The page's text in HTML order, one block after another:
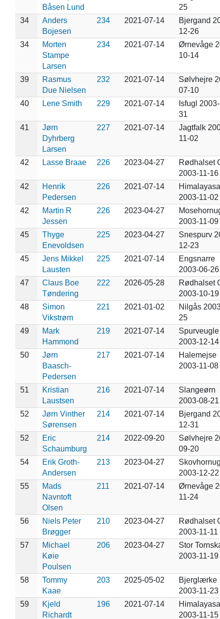
Båsen Lund
25
34
Anders
Bojesen
234 2021-07-14
Bjergand
12-26
34
Morten
Stampe
Larsen
234 2021-07-14
Ørnevåge
10-14
39
Rasmus
Due Nielsen
232 2021-07-14
Sølvhejre
07-10
40
Lene Smith 229 2021-07-14
Isfugl
31
41
Jørn
Dyhrberg
Larsen
227 2021-07-14
Jagtfalk
11-02
42 Lasse Braae 226 2023-04-27
Rødhalset
2003-11-16
42
Henrik
Pedersen
226 2021-07-14
2003-11-02
42
Martin R
Jessen
226 2023-04-27
2003-11-09
45
Thyge
Enevoldsen
225 2023-04-27
Snespurv
12-23
45
Jens Mikkel
Lausten
225 2021-07-14
Engsnarre
2003-06-26
47
Claus Boe
Tøndering
222 2026-05-28
Rødhalset
2003-10-19
48
Simon
Vikstrøm
221 2021-01-02
Nilgås
25
49
Mark
Hammond
219 2021-07-14
Spurveugle
2003-12-14
50
Jørn
Baasch-
Pedersen
217 2021-07-14
Halemejse
2003-11-08
51
Kristian
Laustsen
216 2021-07-14
Slangeørn
2003-08-21
52
Jørn Vinther
Sørensen
214 2021-07-14
Bjergand
12-31
52
Eric
Schaumburg
214 2022-09-20
Sølvhejre
09-20
54
Erik Groth-
Andersen
213 2023-04-27
2003-12-22
55
Mads
Navntoft
Olsen
211 2021-07-14
Ørnevåge
11-24
56
Niels Peter
Brøgger
210 2023-04-27
Rødhalset
2003-11-11
57
Michael
Køie
Poulsen
206 2023-04-27
Stor
2003-11-19
58
Tommy
Kaae
203 2025-05-02
Bjerglærke
2003-11-23
59
Kjeld
Richardt
196 2021-07-14
2003-11-15